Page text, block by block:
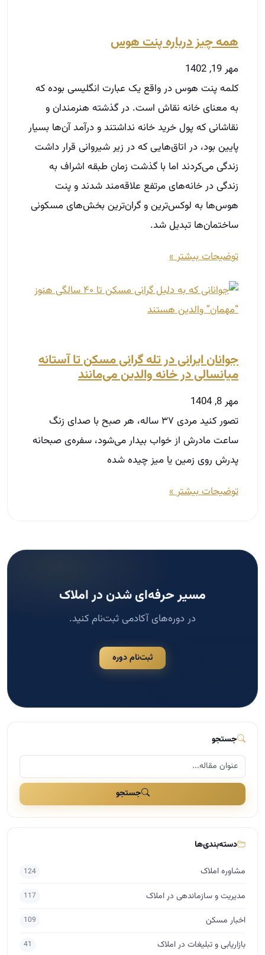
همه چیز درباره پنت هوس
مهر 19, 1402
کلمه پنت هوس در واقع یک عبارت انگلیسی بوده که
به معنای خانه نقاش است. در گذشته هنرمندان و
نقاشانی که پول خرید خانه نداشتند و درآمد آن‌ها بسیار
پایین بود، در اتاق‌هایی که در زیر شیروانی قرار داشت
زندگی می‌کردند اما با گذشت زمان طبقه اشراف به
زندگی در خانه‌های مرتفع علاقه‌مند شدند و پنت
هوس‌ها به لوکس‌ترین و گران‌ترین بخش‌های مسکونی
ساختمان‌ها تبدیل شد.
توضیحات بیشتر »
جوانان ایرانی در تله گرانی مسکن تا آستانه
میانسالی در خانه والدین می‌مانند
مهر 8, 1404
تصور کنید مردی ۳۷ ساله، هر صبح با صدای زنگ
ساعت مادرش از خواب بیدار می‌شود، سفره‌ی صبحانه
پدرش روی زمین یا میز چیده شده
توضیحات بیشتر »
مسیر حرفه‌ای شدن در املاک
در دوره‌های آکادمی ثبت‌نام کنید.
ثبت‌نام دوره
جستجو
جستجو
دسته‌بندی‌ها
مشاوره املاک 124
مدیریت و سازماندهی در املاک 117
اخبار مسکن 109
بازاریابی و تبلیغات در املاک 41